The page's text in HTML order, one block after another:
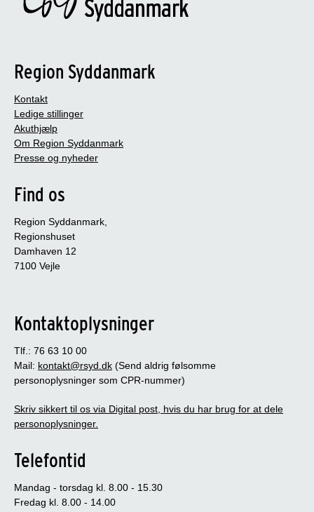
Region Syddanmark
Kontakt
Ledige stillinger
Akuthjælp
Om Region Syddanmark
Presse og nyheder
Find os
Region Syddanmark,
Regionshuset
Damhaven 12
7100 Vejle
Kontaktoplysninger
Tlf.: 76 63 10 00
Mail: kontakt@rsyd.dk (Send aldrig følsomme
personoplysninger som CPR-nummer)
Skriv sikkert til os via Digital post, hvis du har brug for at dele
personoplysninger.
Telefontid
Mandag - torsdag kl. 8.00 - 15.30
Fredag kl. 8.00 - 14.00